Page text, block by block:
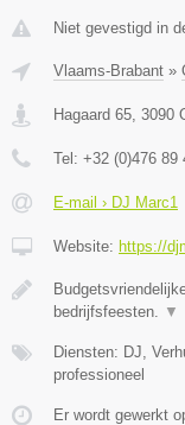
Niet gevestigd in
Vlaams-Brabant »
Hagaard 65 3090
Tel: +32 (0)476 89
E-mail › DJ Marc1
Website: https://
bedrijfsfeesten.
▼
Diensten: DJ,
professioneel
Er wordt gewerkt